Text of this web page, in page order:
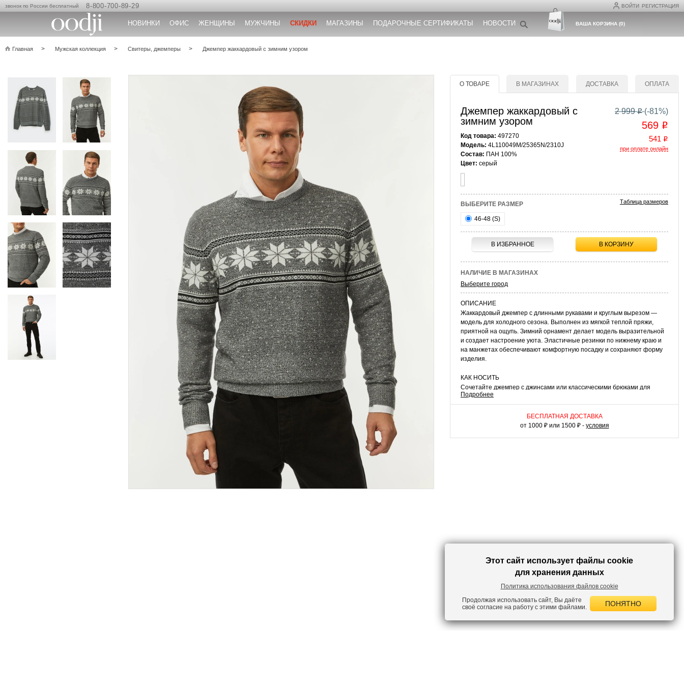
ВОЙТИ РЕГИСТРАЦИЯ
звонок по России бесплатный 8-800-700-89-29
НОВИНКИ ОФИС ЖЕНЩИНЫ МУЖЧИНЫ СКИДКИ МАГАЗИНЫ ПОДАРОЧНЫЕ СЕРТИФИКАТЫ НОВОСТИ ВАША КОРЗИНА(0)
Главная Мужская коллекция Свитеры, джемперы Джемпер жаккардовый с зимним узором
О ТОВАРЕ В МАГАЗИНАХ ДОСТАВКА ОПЛАТА
Джемпер жаккардовый с
зимним узором
Код товара: 497270
Модель: 4L110049M/25365N/2310J
Состав: ПАН 100%
Цвет: серый
2 999o (-81%)
569 o
541 o
при оплате онлайн
ВЫБЕРИТЕ РАЗМЕР Таблица размеров
46-48 (S)
В ИЗБРАННОЕ В КОРЗИНУ
НАЛИЧИЕ В МАГАЗИНАХ
Выберите город
ОПИСАНИЕ
Жаккардовый джемпер с длинными рукавами и круглым вырезом —
модель для холодного сезона. Выполнен из мягкой теплой пряжи,
приятной на ощупь. Зимний орнамент делает модель выразительной
и создает настроение уюта. Эластичные резинки по нижнему краю и
на манжетах обеспечивают комфортную посадку и сохраняют форму
изделия.
КАК НОСИТЬ
Сочетайте джемпер с джинсами или классическими брюками для
повседневных образов. Дополните образ шарфом или снудом —
получится теплый вариант для прогулок, поездок и зимних
Подробнее
БЕСПЛАТНАЯ ДОСТАВКА
от 1000 ₽ или 1500 ₽ - условия
Этот сайт использует файлы cookie
для хранения данных
Политика использования файлов cookie
Продолжая использовать сайт, Вы даёте
своё согласие на работу с этими файлами.
ПОНЯТНО